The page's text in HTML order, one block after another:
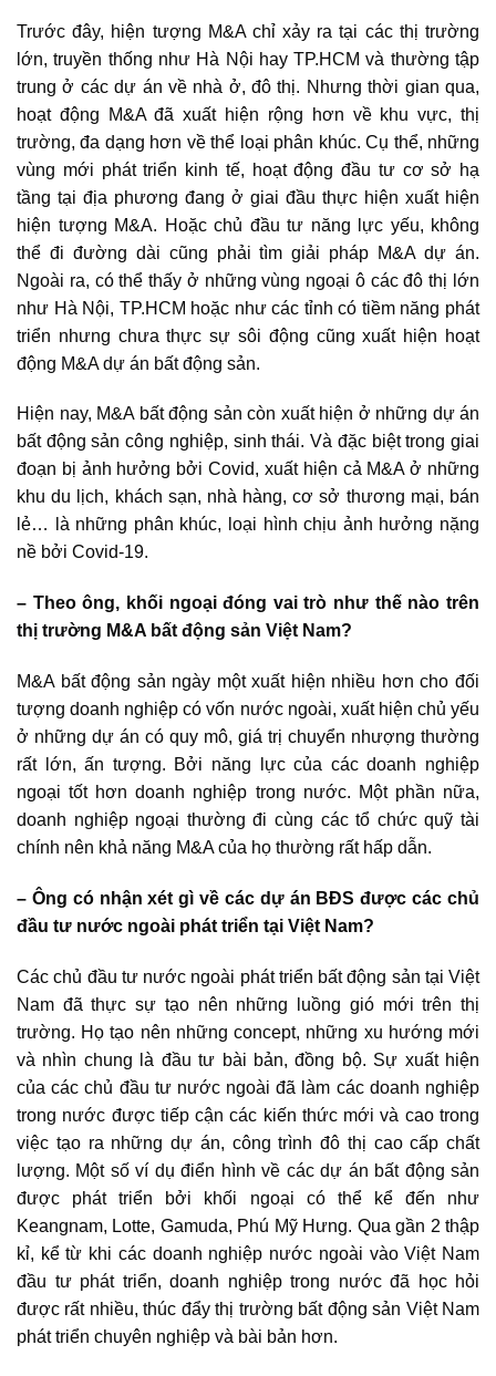
Trước đây, hiện tượng M&A chỉ xảy ra tại các thị trường
lớn, truyền thống như Hà Nội hay TP.HCM và thường tập
trung ở các dự án về nhà ở, đô thị. Nhưng thời gian qua,
hoạt động M&A đã xuất hiện rộng hơn về khu vực, thị
trường, đa dạng hơn về thể loại phân khúc. Cụ thể, những
vùng mới phát triển kinh tế, hoạt động đầu tư cơ sở hạ
tầng tại địa phương đang ở giai đầu thực hiện xuất hiện
hiện tượng M&A. Hoặc chủ đầu tư năng lực yếu, không
thể đi đường dài cũng phải tìm giải pháp M&A dự án.
Ngoài ra, có thể thấy ở những vùng ngoại ô các đô thị lớn
như Hà Nội, TP.HCM hoặc như các tỉnh có tiềm năng phát
triển nhưng chưa thực sự sôi động cũng xuất hiện hoạt
động M&A dự án bất động sản.
Hiện nay, M&A bất động sản còn xuất hiện ở những dự án
bất động sản công nghiệp, sinh thái. Và đặc biệt trong giai
đoạn bị ảnh hưởng bởi Covid, xuất hiện cả M&A ở những
khu du lịch, khách sạn, nhà hàng, cơ sở thương mại, bán
lẻ… là những phân khúc, loại hình chịu ảnh hưởng nặng
nề bởi Covid-19.
– Theo ông, khối ngoại đóng vai trò như thế nào trên
thị trường M&A bất động sản Việt Nam?
M&A bất động sản ngày một xuất hiện nhiều hơn cho đối
tượng doanh nghiệp có vốn nước ngoài, xuất hiện chủ yếu
ở những dự án có quy mô, giá trị chuyển nhượng thường
rất lớn, ấn tượng. Bởi năng lực của các doanh nghiệp
ngoại tốt hơn doanh nghiệp trong nước. Một phần nữa,
doanh nghiệp ngoại thường đi cùng các tổ chức quỹ tài
chính nên khả năng M&A của họ thường rất hấp dẫn.
– Ông có nhận xét gì về các dự án BĐS được các chủ
đầu tư nước ngoài phát triển tại Việt Nam?
Các chủ đầu tư nước ngoài phát triển bất động sản tại Việt
Nam đã thực sự tạo nên những luồng gió mới trên thị
trường. Họ tạo nên những concept, những xu hướng mới
và nhìn chung là đầu tư bài bản, đồng bộ. Sự xuất hiện
của các chủ đầu tư nước ngoài đã làm các doanh nghiệp
trong nước được tiếp cận các kiến thức mới và cao trong
việc tạo ra những dự án, công trình đô thị cao cấp chất
lượng. Một số ví dụ điển hình về các dự án bất động sản
được phát triển bởi khối ngoại có thể kể đến như
Keangnam, Lotte, Gamuda, Phú Mỹ Hưng. Qua gần 2 thập
kỉ, kể từ khi các doanh nghiệp nước ngoài vào Việt Nam
đầu tư phát triển, doanh nghiệp trong nước đã học hỏi
được rất nhiều, thúc đẩy thị trường bất động sản Việt Nam
phát triển chuyên nghiệp và bài bản hơn.